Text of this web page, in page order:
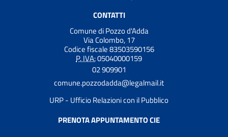
CONTATTI
Comune di Pozzo d'Adda
Via Colombo, 17
Codice fiscale 83503590156
P. IVA:05040000159
02 909901
comune.pozzodadda@legalmail.it
URP - Ufficio Relazioni con il Pubblico
PRENOTA APPUNTAMENTO CIE